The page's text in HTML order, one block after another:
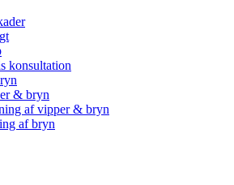
konsultation
& bryn
af vipper & bryn
af bryn